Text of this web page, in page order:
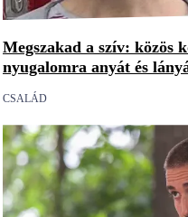
Megszakad a szív: közös
nyugalomra anyát és
CSALÁD